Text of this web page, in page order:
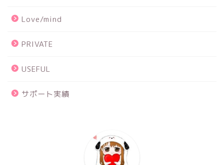
Love/mind
PRIVATE
USEFUL
サポート実績